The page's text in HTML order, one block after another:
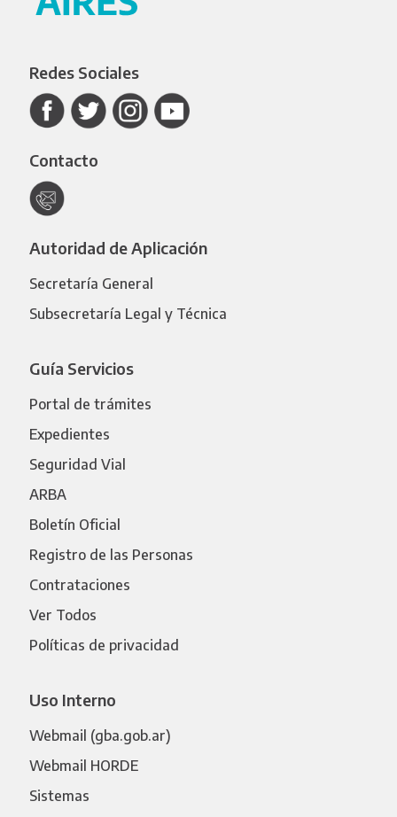
Redes Sociales
Contacto
Autoridad de Aplicación
Secretaría General
Subsecretaría Legal y Técnica
Guía Servicios
Portal de trámites
Expedientes
Seguridad Vial
ARBA
Boletín Oficial
Registro de las Personas
Contrataciones
Ver Todos
Políticas de privacidad
Uso Interno
Webmail (gba.gob.ar)
Webmail HORDE
Sistemas